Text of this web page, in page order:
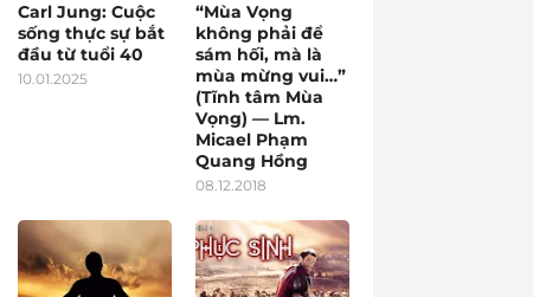
Carl Jung: Cuộc
sống thực sự bắt
đầu từ tuổi 40
10.01.2025
“Mùa Vọng
không phải để
sám hối, mà là
mùa mừng vui…”
(Tĩnh tâm Mùa
Vọng) — Lm.
Micael Phạm
Quang Hồng
08.12.2018